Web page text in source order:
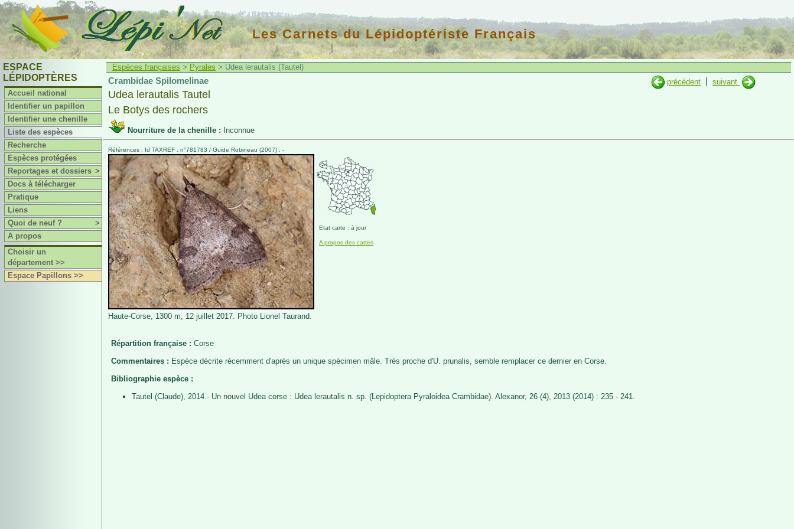
Les Carnets du Lépidoptériste Français
ESPACE
LÉPIDOPTÈRES
Accueil national
Identifier un papillon
Identifier une chenille
Liste des espèces
Recherche
Espèces protégées
Reportages et dossiers >
Docs à télécharger
Pratique
Liens
Quoi de neuf ?
>
A propos
Choisir un
département >>
Espace Papillons >>
Espèces françaises > Pyrales > Udea lerautalis (Tautel)
précédent
suivant
Crambidae Spilomelinae
Udea lerautalis Tautel
Le Botys des rochers
Nourriture de la chenille : Inconnue
Références : Id TAXREF : n°781783 / Guide Robineau (2007) : -
Haute-Corse, 1300 m, 12 juillet 2017. Photo Lionel Taurand.
Etat carte : à jour
A propos des cartes
Répartition française : Corse
Commentaires : Espèce décrite récemment d'après un unique spécimen mâle. Très proche d'U. prunalis, semble remplacer ce dernier en Corse.
Bibliographie espèce :
Tautel (Claude), 2014.- Un nouvel Udea corse : Udea lerautalis n. sp. (Lepidoptera Pyraloidea Crambidae). Alexanor, 26 (4), 2013 (2014) : 235 - 241.